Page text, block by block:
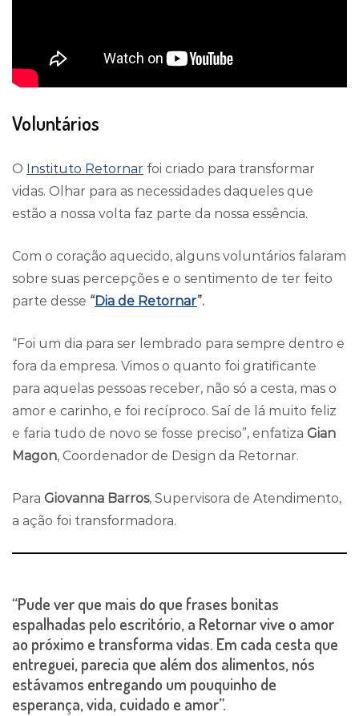
Voluntários
O Instituto Retornar foi criado para transformar
vidas. Olhar para as necessidades daqueles que
estão a nossa volta faz parte da nossa essência.
Com o coração aquecido, alguns voluntários falaram
sobre suas percepções e o sentimento de ter feito
parte desse “Dia de Retornar”.
“Foi um dia para ser lembrado para sempre dentro e
fora da empresa. Vimos o quanto foi gratificante
para aquelas pessoas receber, não só a cesta, mas o
amor e carinho, e foi recíproco. Saí de lá muito feliz
e faria tudo de novo se fosse preciso”, enfatiza Gian
Magon, Coordenador de Design da Retornar.
Para Giovanna Barros, Supervisora de Atendimento,
a ação foi transformadora.
“Pude ver que mais do que frases bonitas
espalhadas pelo escritório, a Retornarvive o amor
ao próximo e transforma vidas. Em cada cesta que
entreguei, parecia que além dos alimentos, nós
estávamos entregando um pouquinho de
esperança, vida, cuidado e amor”.